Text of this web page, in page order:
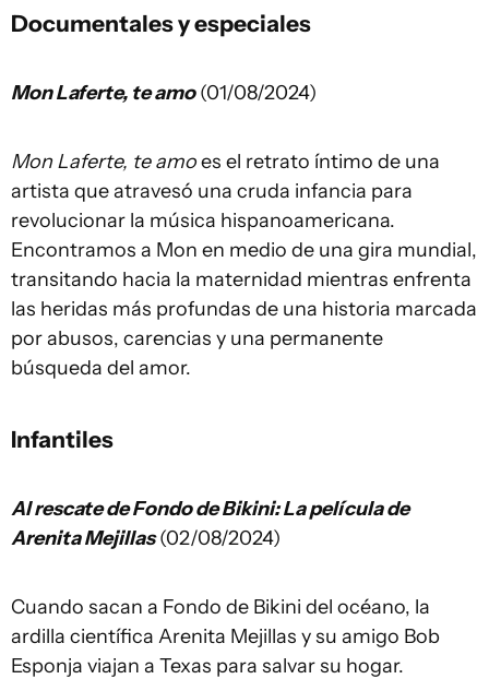
Documentales y especiales
Mon Laferte, te amo(01/08/2024)
Mon Laferte, te amoes el retrato íntimo de una
artista que atravesó una cruda infancia para
revolucionar la música hispanoamericana.
Encontramos a Mon en medio de una gira mundial,
transitando hacia la maternidad mientras enfrenta
las heridas más profundas de una historia marcada
por abusos, carencias y una permanente
búsqueda del amor.
Infantiles
Al rescate de Fondo de Bikini: La película de
Arenita Mejillas(02/08/2024)
Cuando sacan a Fondo de Bikini del océano, la
ardilla científica Arenita Mejillas y su amigo Bob
Esponja viajan a Texas para salvar su hogar.